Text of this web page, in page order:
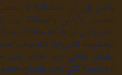
وأشار إلى أن الاتفاقية لا
العمل الأردني والعلاقة
مشيرا إلى أن هناك حالات
الحكومة القرارات الكفيلة
بشكل وقائي من خلال من
المناسبة التي تحد وتمنع